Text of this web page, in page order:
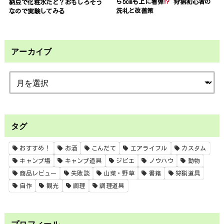
納豆で化粧水だと？おもしろそう
なので実験してみる
ら5cmも上に着弾
狩猟初心者の
洗礼と改善策
アーカイブ
タグ
おすすめ！ お酒 こんだて エアライフル カスタム
キャンプ場 キャンプ道具 ジビエ ノウハウ 動物
商品レビュー 失敗談 山菜・野草 書籍 狩猟道具
自作 観光 調理 調理道具